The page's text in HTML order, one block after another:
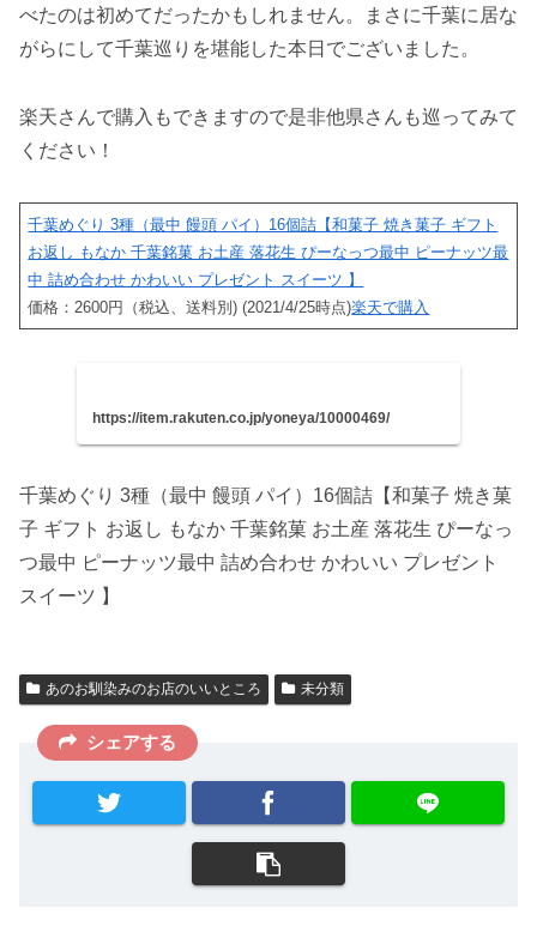
べたのは初めてだったかもしれません。まさに千葉に居な
がらにして千葉巡りを堪能した本日でございました。
楽天さんで購入もできますので是非他県さんも巡ってみて
ください！
千葉めぐり 3種（最中 饅頭 パイ）16個詰【和菓子 焼き菓子 ギフト
お返し もなか 千葉銘菓 お土産 落花生 ぴーなっつ最中 ピーナッツ最
中 詰め合わせ かわいい プレゼント スイーツ 】
価格：2600円（税込、送料別) (2021/4/25時点)楽天で購入
https://item.rakuten.co.jp/yoneya/10000469/
千葉めぐり 3種（最中 饅頭 パイ）16個詰【和菓子 焼き菓
子 ギフト お返し もなか 千葉銘菓 お土産 落花生 ぴーなっ
つ最中 ピーナッツ最中 詰め合わせ かわいい プレゼント
スイーツ 】
あのお馴染みのお店のいいところ 未分類
シェアする